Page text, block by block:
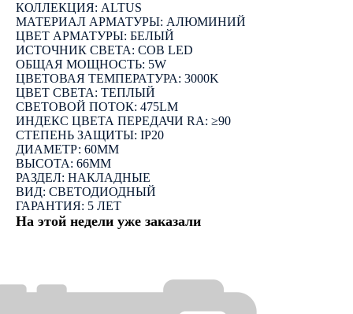
КОЛЛЕКЦИЯ: ALTUS
МАТЕРИАЛ АРМАТУРЫ: АЛЮМИНИЙ
ЦВЕТ АРМАТУРЫ: БЕЛЫЙ
ИСТОЧНИК СВЕТА: COB LED
ОБЩАЯ МОЩНОСТЬ: 5W
ЦВЕТОВАЯ ТЕМПЕРАТУРА: 3000K
ЦВЕТ СВЕТА: ТЕПЛЫЙ
СВЕТОВОЙ ПОТОК: 475LM
ИНДЕКС ЦВЕТА ПЕРЕДАЧИ RA: ≥90
СТЕПЕНЬ ЗАЩИТЫ: IP20
ДИАМЕТР: 60ММ
ВЫСОТА: 66ММ
РАЗДЕЛ: НАКЛАДНЫЕ
ВИД: СВЕТОДИОДНЫЙ
ГАРАНТИЯ: 5 ЛЕТ
На этой недели уже заказали